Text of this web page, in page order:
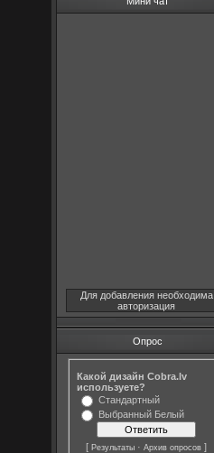
Для добавления необходима
авторизация
Опрос
Какой дизайн Cobra.lv
используете?
Стандартный
Выбранный Белый
[Результаты ·Архив опросов ]